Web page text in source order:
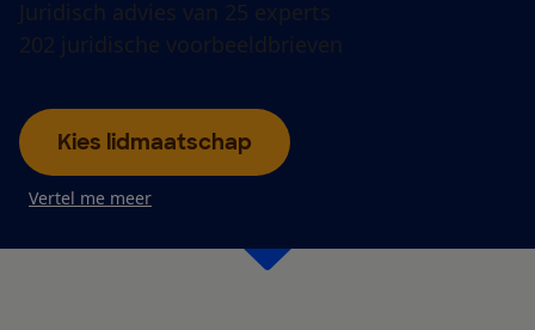
Kies lidmaatschap
Vertel me meer